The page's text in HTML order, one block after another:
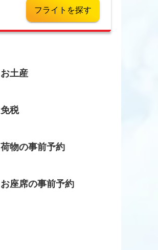
フライトを探す
お土産
免税
荷物の事前予約
お座席の事前予約